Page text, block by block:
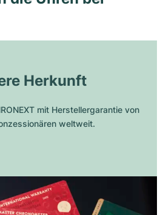
Herkunft
mit Herstellergarantie von
weltweit.